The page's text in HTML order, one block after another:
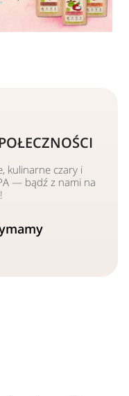
kulinarne czary i
— bądź z nami na